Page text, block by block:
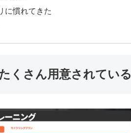
に慣れてきた
くさん用意されている